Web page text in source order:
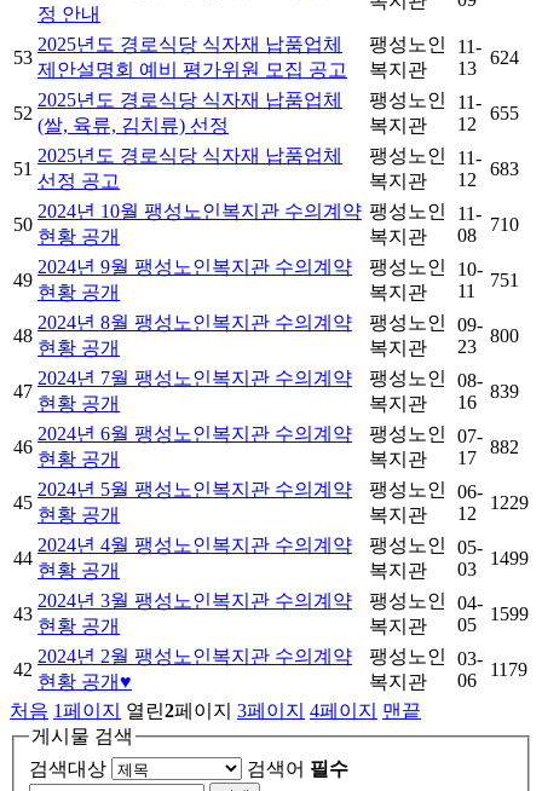
정 안내
53
2025년도 경로식당 식자재 납품업체
제안설명회 예비 평가위원 모집 공고
팽성노인
복지관
11-
13
624
52
2025년도 경로식당 식자재 납품업체
(쌀, 육류, 김치류) 선정
팽성노인
복지관
11-
12
655
51
2025년도 경로식당 식자재 납품업체
선정 공고
팽성노인
복지관
11-
12
683
50
2024년 10월 팽성노인복지관 수의계약
현황 공개
팽성노인
복지관
11-
08
710
49
2024년 9월 팽성노인복지관 수의계약
현황 공개
팽성노인
복지관
10-
11
751
48
2024년 8월 팽성노인복지관 수의계약
현황 공개
팽성노인
복지관
09-
23
800
47
2024년 7월 팽성노인복지관 수의계약
현황 공개
팽성노인
복지관
08-
16
839
46
2024년 6월 팽성노인복지관 수의계약
현황 공개
팽성노인
복지관
07-
17
882
45
2024년 5월 팽성노인복지관 수의계약
현황 공개
팽성노인
복지관
06-
12
1229
44
2024년 4월 팽성노인복지관 수의계약
현황 공개
팽성노인
복지관
05-
03
1499
43
2024년 3월 팽성노인복지관 수의계약
현황 공개
팽성노인
복지관
04-
05
1599
42
2024년 2월 팽성노인복지관 수의계약
현황 공개♥
팽성노인
복지관
03-
06
1179
처음 1페이지 열린2페이지 3페이지 4페이지
맨끝
게시물 검색
검색대상
검색어 필수